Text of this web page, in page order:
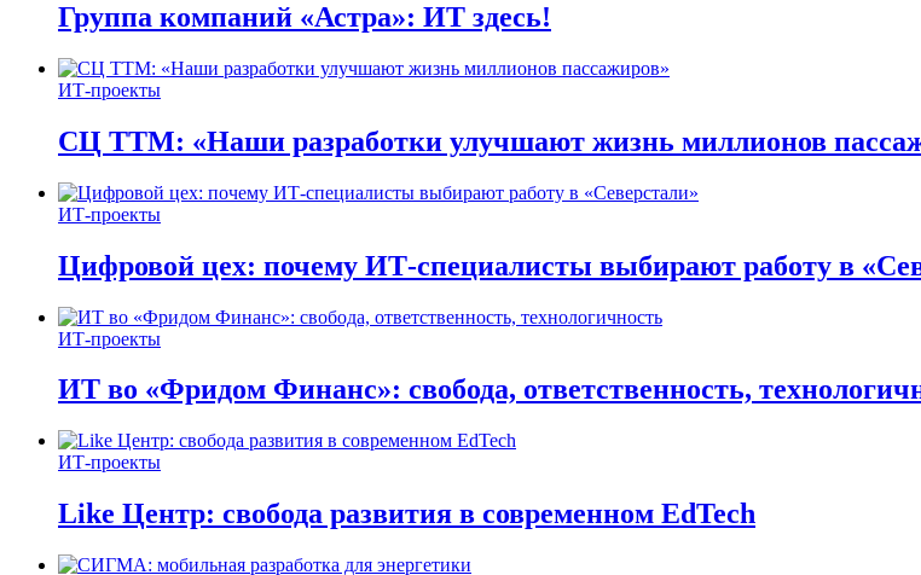
Группа компаний «Астра»: ИТ здесь!
ИТ-проекты
СЦ ТТМ: «Наши разработки улучшают жизнь миллионов
ИТ-проекты
Цифровой цех: почему ИТ-специалисты выбирают работу в
ИТ-проекты
ИТ во «Фридом Финанс»: свобода, ответственность,
ИТ-проекты
Like Центр: свобода развития в современном EdTech